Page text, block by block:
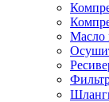
Масло